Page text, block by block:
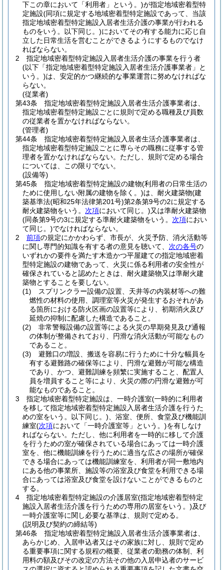
下この章において「利用者」という。)が指定地域密着型特
定施設(同項に規定する地域密着型特定施設であって、当該
指定地域密着型特定施設入居者生活介護の事業が行われる
ものをいう。以下同じ。)においてその有する能力に応じ自
立した日常生活を営むことができるようにするものでなけ
ればならない。
2
指定地域密着型特定施設入居者生活介護の事業を行う者
(以下「指定地域密着型特定施設入居者生活介護事業者」と
いう。)は、安定的かつ継続的な事業運営に努めなければな
らない。
(従業者)
第43条
指定地域密着型特定施設入居者生活介護事業者は、
指定地域密着型特定施設ごとに規則で定める職種及び員数
の従業者を置かなければならない。
(管理者)
第44条
指定地域密着型特定施設入居者生活介護事業者は、
指定地域密着型特定施設ごとに専らその職務に従事する管
理者を置かなければならない。 ただし、規則で定める場合
については、この限りでない。
(設備等)
第45条
指定地域密着型特定施設の建物(利用者の日常生活の
ために使用しない附属の建物を除く。)は、耐火建築物(建
築基準法(昭和25年法律第201号)第2条第9号の2に規定する
耐火建築物をいう。 次項において同じ。)又は準耐火建築物
(同条第9号の3に規定する準耐火建築物をいう。 次項におい
て同じ。)でなければならない。
2
前項の規定にかかわらず、市長が、火災予防、消火活動等
に関し専門的知識を有する者の意見を聴いて、 次の各号の
いずれかの要件を満たす木造かつ平屋建ての指定地域密着
型特定施設の建物であって、火災に係る利用者の安全性が
確保されていると認めたときは、耐火建築物又は準耐火建
築物とすることを要しない。
(1)
スプリンクラー設備の設置、天井等の内装材等への難
燃性の材料の使用、調理室等火災が発生するおそれがあ
る箇所における防火区画の設置等により、初期消火及び
延焼の抑制に配慮した構造であること。
(2)
非常警報設備の設置等による火災の早期発見及び通報
の体制が整備されており、円滑な消火活動が可能なもの
であること。
(3)
避難口の増設、搬送を容易に行うために十分な幅員を
有する避難路の確保等により、円滑な避難が可能な構造
であり、かつ、避難訓練を頻繁に実施すること、配置人
員を増員すること等により、火災の際の円滑な避難が可
能なものであること。
3
指定地域密着型特定施設は、一時介護室(一時的に利用者
を移して指定地域密着型特定施設入居者生活介護を行うた
めの室をいう。以下同じ。) 、浴室、便所、食堂及び機能訓
練室(次項において「一時介護室等」という。)を有しなけ
ればならない。 ただし、他に利用者を一時的に移して介護
を行うための室が確保されている場合にあっては一時介護
室を、他に機能訓練を行うために適当な広さの場所が確保
できる場合にあっては機能訓練室を、利用者が同一敷地内
にある他の事業所、施設等の浴室及び食堂を利用できる場
合にあっては浴室及び食堂を設けないことができるものと
する。
4
指定地域密着型特定施設の介護居室(指定地域密着型特定
施設入居者生活介護を行うための専用の居室をいう。)及び
一時介護室等に関し必要な基準は、規則で定める。
(説明及び契約の締結等)
第46条
指定地域密着型特定施設入居者生活介護事業者は、
あらかじめ、入居申込者又はその家族に対し、規則で定め
る重要事項に関する規程の概要、従業者の勤務の体制、利
用料の額及びその改定の方法その他の入居申込者のサービ